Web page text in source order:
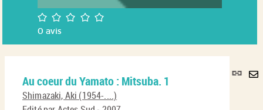
/5
0avis
Lien
Au coeur du Yamato : Mitsuba. 1
Shimazaki, Aki (1954-....)